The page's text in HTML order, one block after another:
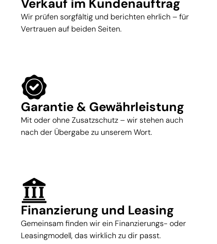
Verkauf im Kundenauftrag
Wir prüfen sorgfältig und berichten ehrlich – für
Vertrauen auf beiden Seiten.
Garantie & Gewährleistung
Mit oder ohne Zusatzschutz – wir stehen auch
nach der Übergabe zu unserem Wort.
Finanzierung und Leasing
Gemeinsam finden wir ein Finanzierungs- oder
Leasingmodell, das wirklich zu dir passt.